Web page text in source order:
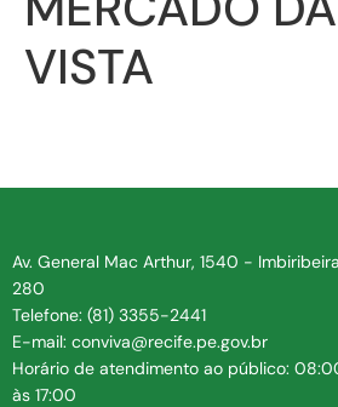
VISTA
Av. General Mac Arthur, 1540 -
280
Telefone: (81) 3355-2441
E-mail: conviva@recife.pe.gov.br
Horário de atendimento ao público:
às 17:00